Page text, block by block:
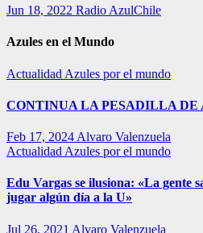
Jun 18, 2022 Radio AzulChile
Azules en el Mundo
Actualidad Azules por el mundo
CONTINUA LA PESADILLA DE
Feb 17, 2024 Alvaro Valenzuela
Actualidad Azules por el mundo
Edu Vargas se ilusiona: «La gente
jugar algún día a la U»
Jul 26, 2021 Alvaro Valenzuela